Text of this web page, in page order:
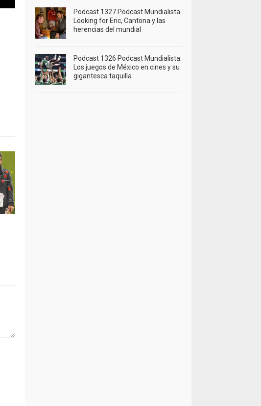
Podcast 1327 Podcast Mundialista.
Looking for Eric, Cantona y las
herencias del mundial
Podcast 1326 Podcast Mundialista.
Los juegos de México en cines y su
gigantesca taquilla